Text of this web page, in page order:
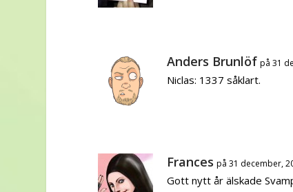
Anders Brunlöf på 31
Niclas: 1337 såklart.
Frances på 31 december,
Gott nytt år älskade